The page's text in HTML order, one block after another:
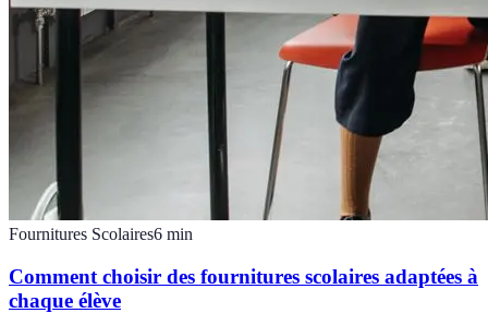
Fournitures Scolaires6 min
Comment choisir des fournitures scolaires adaptées à
chaque élève